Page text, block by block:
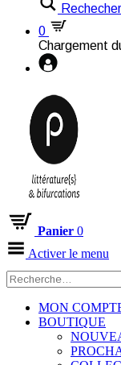
Rechecher
0
Chargement
Panier 0
Activer le menu
MON
BOUTIQUE